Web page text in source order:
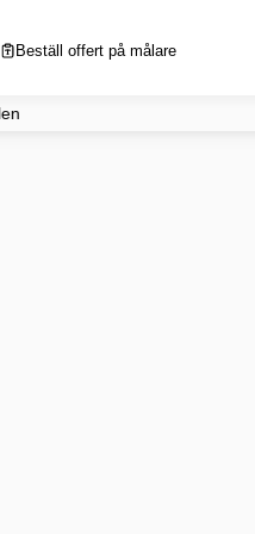
Beställ offert på målare
Du når oss